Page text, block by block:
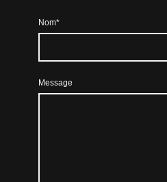
Nom*
Message